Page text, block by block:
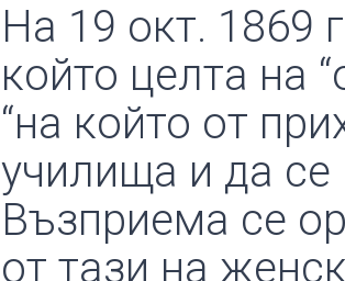
На 19 окт. 1869
който целта на
“на който от
училища и да се
Възприема се
от тази на